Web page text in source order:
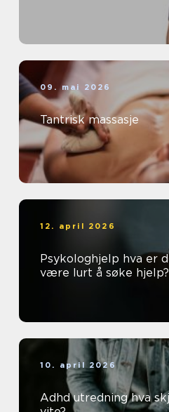
09. mai 2026
Tantrisk massasje
12. april 2026
Psykologhjelp hva er det, og når kan det
være lurt å søke hjelp?
10. april 2026
Adhd utredning hva skjer, og hva bør du